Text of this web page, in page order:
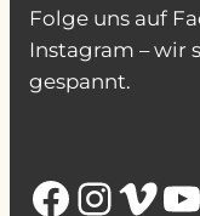
Folge uns auf
Instagram – wir
gespannt.